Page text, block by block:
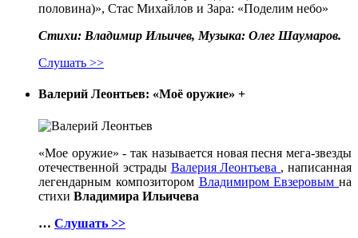
Стихи: Владимир Ильичев, Музыка: Олег Шаумаров.
Слушать >>
Валерий Леонтьев: «Моё оружие» +
«Мое оружие» - так называется новая песня мега-звезды
отечественной эстрады Валерия Леонтьева , написанная
легендарным композитором Владимиром Евзеровым на
стихи Владимира Ильичева
… Слушать >>